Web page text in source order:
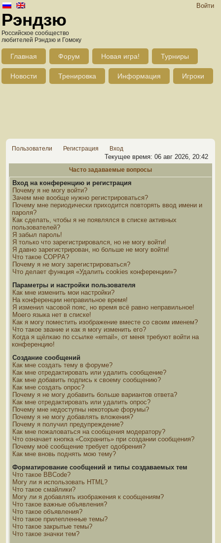
Войти
Рэндзю
Российское сообщество
любителей Рэндзю и Гомоку
Главная Форум Новая игра! Турниры
Новости Тренировка Информация Игроки
Пользователи Регистрация Вход
Текущее время: 06 авг 2026, 20:42
Часто задаваемые вопросы
Вход на конференцию и регистрация
Почему я не могу войти?
Зачем мне вообще нужно регистрироваться?
Почему мне периодически приходится повторять ввод имени и
пароля?
Как сделать, чтобы я не появлялся в списке активных
пользователей?
Я забыл пароль!
Я только что зарегистрировался, но не могу войти!
Я давно зарегистрирован, но больше не могу войти!
Что такое COPPA?
Почему я не могу зарегистрироваться?
Что делает функция «Удалить cookies конференции»?
Параметры и настройки пользователя
Как мне изменить мои настройки?
На конференции неправильное время!
Я изменил часовой пояс, но время всё равно неправильное!
Моего языка нет в списке!
Как я могу поместить изображение вместе со своим именем?
Что такое звание и как я могу изменить его?
Когда я щёлкаю по ссылке «email», от меня требуют войти на
конференцию!
Создание сообщений
Как мне создать тему в форуме?
Как мне отредактировать или удалить сообщение?
Как мне добавить подпись к своему сообщению?
Как мне создать опрос?
Почему я не могу добавить больше вариантов ответа?
Как мне отредактировать или удалить опрос?
Почему мне недоступны некоторые форумы?
Почему я не могу добавлять вложения?
Почему я получил предупреждение?
Как мне пожаловаться на сообщения модератору?
Что означает кнопка «Сохранить» при создании сообщения?
Почему моё сообщение требует одобрения?
Как мне вновь поднять мою тему?
Форматирование сообщений и типы создаваемых тем
Что такое BBCode?
Могу ли я использовать HTML?
Что такое смайлики?
Могу ли я добавлять изображения к сообщениям?
Что такое важные объявления?
Что такое объявления?
Что такое прилепленные темы?
Что такое закрытые темы?
Что такое значки тем?